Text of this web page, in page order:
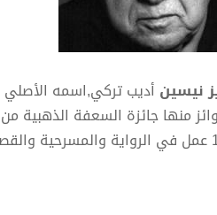
نيسين أديب تركي,اسمه الأصلي